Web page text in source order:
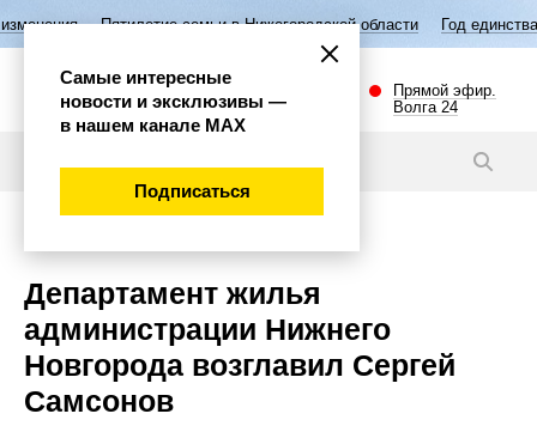
семьи в Нижегородской области Год единства народов
Прямой эфир.
Волга 24
Департамент жилья
администрации Нижнего
Новгорода возглавил Сергей
Самсонов
Самые интересные
новости и эксклюзивы —
в нашем канале МАХ
Подписаться